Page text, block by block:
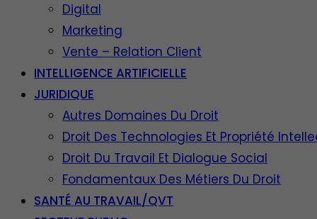
Digital
Marketing
Vente – Relation Client
INTELLIGENCE ARTIFICIELLE
JURIDIQUE
Autres Domaines Du Droit
Droit Des Technologies Et Propriété
Droit Du Travail Et Dialogue Social
Fondamentaux Des Métiers Du Droit
SANTÉ AU TRAVAIL/QVT